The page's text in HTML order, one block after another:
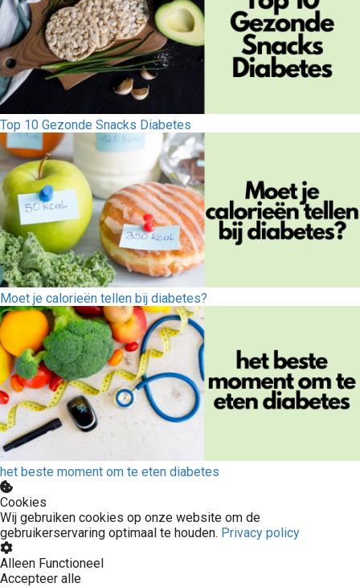
Top 10 Gezonde Snacks Diabetes
Moet je calorieën tellen bij diabetes?
het beste moment om te eten diabetes
Cookies
Wij gebruiken cookies op onze website om de
gebruikerservaring optimaal te houden. Privacy policy
Alleen Functioneel
Accepteer alle